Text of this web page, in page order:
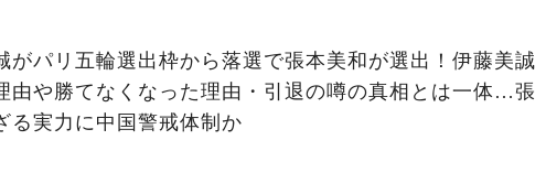
がパリ五輪選出枠から落選で張本美和が選出！伊藤美誠
由や勝てなくなった理由・引退の噂の真相とは一体…張
る実力に中国警戒体制か